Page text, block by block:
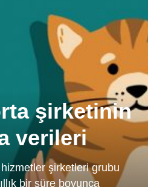
şirketinin
verileri
şirketleri grubu
bir süre boyunca